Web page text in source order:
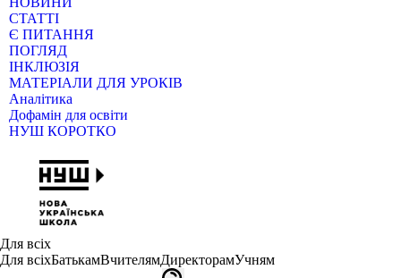
СТАТТІ
Є ПИТАННЯ
ПОГЛЯД
ІНКЛЮЗІЯ
МАТЕРІАЛИ ДЛЯ УРОКІВ
Аналітика
Дофамін для освіти
НУШ КОРОТКО
Для всіх
Для всіхБатькамВчителямДиректорамУчням